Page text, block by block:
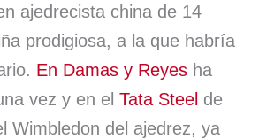
A
p
k d
s
r
ajedrecista china de 14
prodigiosa, a la que habría
En Damas y Reyes ha
vez y en el Tata Steel de
Wimbledon del ajedrez, ya